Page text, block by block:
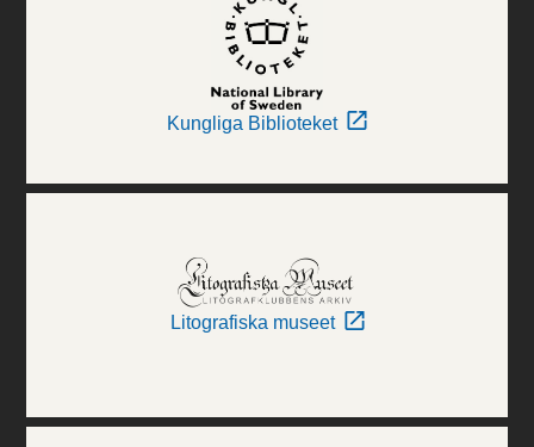
Kungliga Biblioteket
Litografiska museet